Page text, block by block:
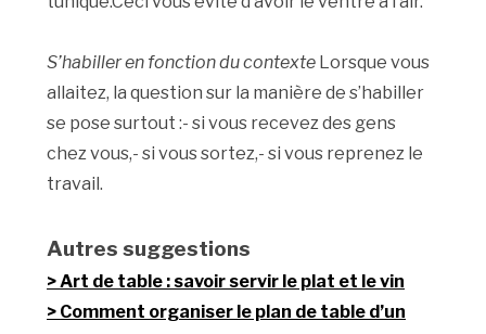
S’habiller en fonction du contexte Lorsque vous
allaitez, la question sur la manière de s’habiller
se pose surtout :- si vous recevez des gens
chez vous,- si vous sortez,- si vous reprenez le
travail.
Autres suggestions
Art de table : savoir servir le plat et le vin
Comment organiser le plan de table d’un